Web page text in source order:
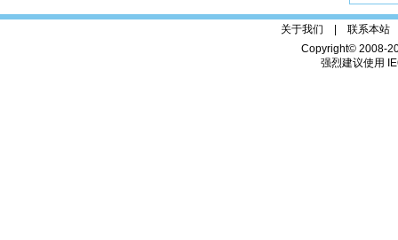
关于我们 | 联系本站
Copyright© 2008-
强烈建议使用